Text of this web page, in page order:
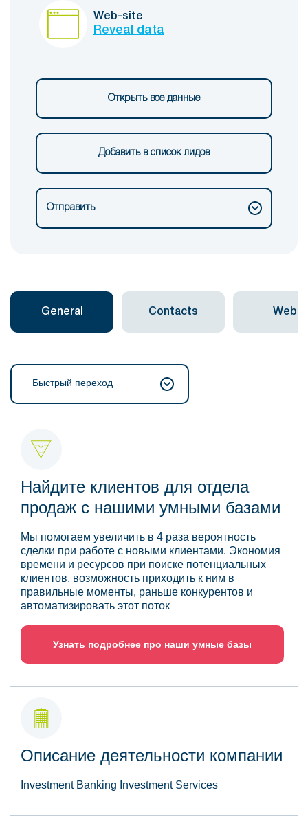
Web-site
Reveal data
Открыть все данные
Добавить в список лидов
Отправить
General Contacts Web
Быстрый переход
Найдите клиентов для отдела
продаж с нашими умными базами
Мы помогаем увеличить в 4 раза вероятность
сделки при работе с новыми клиентами. Экономия
времени и ресурсов при поиске потенциальных
клиентов, возможность приходить к ним в
правильные моменты, раньше конкурентов и
автоматизировать этот поток
Узнать подробнее про наши умные базы
Описание деятельности компании
Investment Banking Investment Services